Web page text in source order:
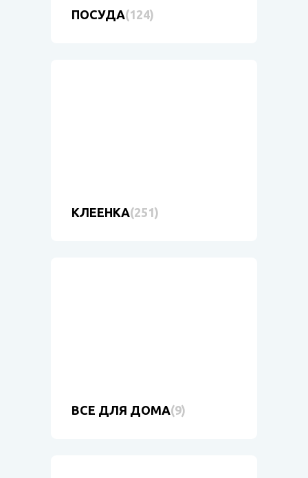
ПОСУДА(124)
КЛЕЕНКА(251)
ВСЕ ДЛЯ ДОМА(9)